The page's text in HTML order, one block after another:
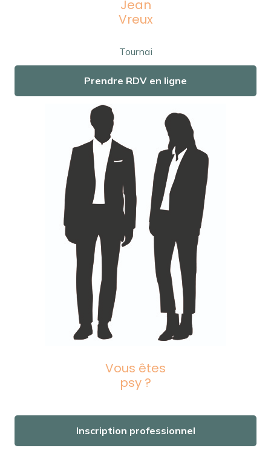
Jean
Vreux
Tournai
Prendre RDV en ligne
Vous êtes
psy ?
Inscription professionnel